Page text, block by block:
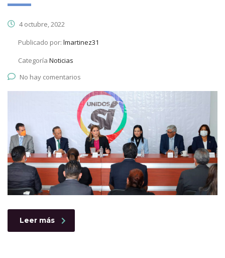
4 octubre, 2022
Publicado por: lmartinez31
Categoría Noticias
No hay comentarios
Leer más